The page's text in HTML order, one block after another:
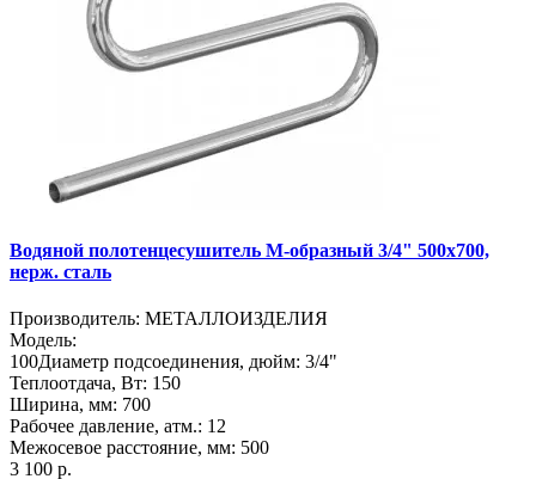
Водяной полотенцесушитель М-образный 3/4" 500х700,
нерж. сталь
Производитель: МЕТАЛЛОИЗДЕЛИЯ
Модель:
100Диаметр подсоединения, дюйм: 3/4"
Теплоотдача, Вт: 150
Ширина, мм: 700
Рабочее давление, атм.: 12
Межосевое расстояние, мм: 500
3 100 р.